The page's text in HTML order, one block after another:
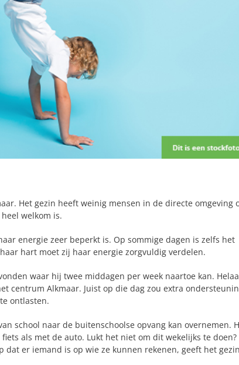
Het gezin heeft weinig mensen in de directe omgeving
welkom is.
energie zeer beperkt is. Op sommige dagen is zelfs het
hart moet zij haar energie zorgvuldig verdelen.
waar hij twee middagen per week naartoe kan.
centrum Alkmaar. Juist op die dag zou extra
ontlasten.
school naar de buitenschoolse opvang kan overnemen.
als met de auto. Lukt het niet om dit wekelijks te doen?
dat er iemand is op wie ze kunnen rekenen, geeft het